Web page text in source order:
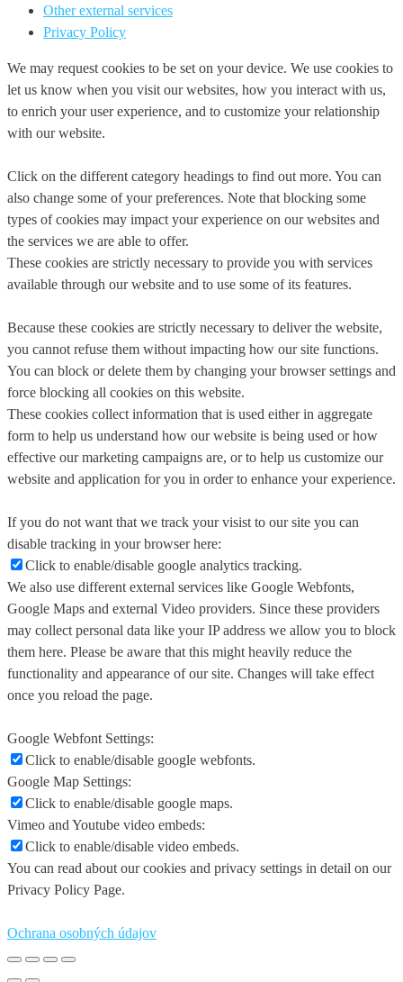
Other external services
Privacy Policy
We may request cookies to be set on your device. We use cookies to
let us know when you visit our websites, how you interact with us,
to enrich your user experience, and to customize your relationship
with our website.
Click on the different category headings to find out more. You can
also change some of your preferences. Note that blocking some
types of cookies may impact your experience on our websites and
the services we are able to offer.
These cookies are strictly necessary to provide you with services
available through our website and to use some of its features.
Because these cookies are strictly necessary to deliver the website,
you cannot refuse them without impacting how our site functions.
You can block or delete them by changing your browser settings and
force blocking all cookies on this website.
These cookies collect information that is used either in aggregate
form to help us understand how our website is being used or how
effective our marketing campaigns are, or to help us customize our
website and application for you in order to enhance your experience.
If you do not want that we track your visist to our site you can
disable tracking in your browser here:
Click to enable/disable google analytics tracking.
We also use different external services like Google Webfonts,
Google Maps and external Video providers. Since these providers
may collect personal data like your IP address we allow you to block
them here. Please be aware that this might heavily reduce the
functionality and appearance of our site. Changes will take effect
once you reload the page.
Google Webfont Settings:
Click to enable/disable google webfonts.
Google Map Settings:
Click to enable/disable google maps.
Vimeo and Youtube video embeds:
Click to enable/disable video embeds.
You can read about our cookies and privacy settings in detail on our
Privacy Policy Page.
Ochrana osobných údajov